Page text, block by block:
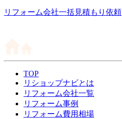
リフォーム会社一括見積もり依頼
TOP
リショップナビとは
リフォーム会社一覧
リフォーム事例
リフォーム費用相場